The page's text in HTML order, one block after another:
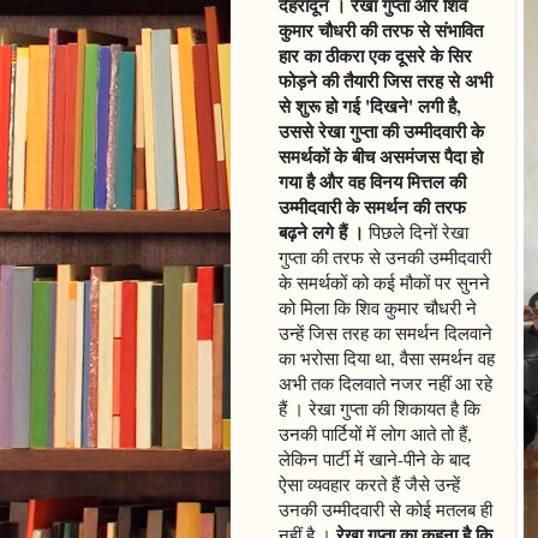
कुमार चौधरी की तरफ से संभावित
हार का ठीकरा एक दूसरे के सिर
फोड़ने की तैयारी जिस तरह से अभी
से शुरू हो गई 'दिखने' लगी है,
उससे रेखा गुप्ता की उम्मीदवारी के
समर्थकों के बीच असमंजस पैदा हो
गया है और वह विनय मित्तल की
उम्मीदवारी के समर्थन की तरफ
बढ़ने लगे हैं ।पिछले दिनों रेखा
गुप्ता की तरफ से उनकी उम्मीदवारी
के समर्थकों को कई मौकों पर सुनने
को मिला कि शिव कुमार चौधरी ने
उन्हें जिस तरह का समर्थन दिलवाने
का भरोसा दिया था, वैसा समर्थन वह
अभी तक दिलवाते नजर नहीं आ रहे
हैं । रेखा गुप्ता की शिकायत है कि
उनकी पार्टियों में लोग आते तो हैं,
लेकिन पार्टी में खाने-पीने के बाद
ऐसा व्यवहार करते हैं जैसे उन्हें
उनकी उम्मीदवारी से कोई मतलब ही